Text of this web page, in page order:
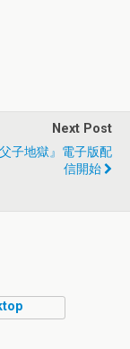
Next Post
父子地獄』電子版配
信開始